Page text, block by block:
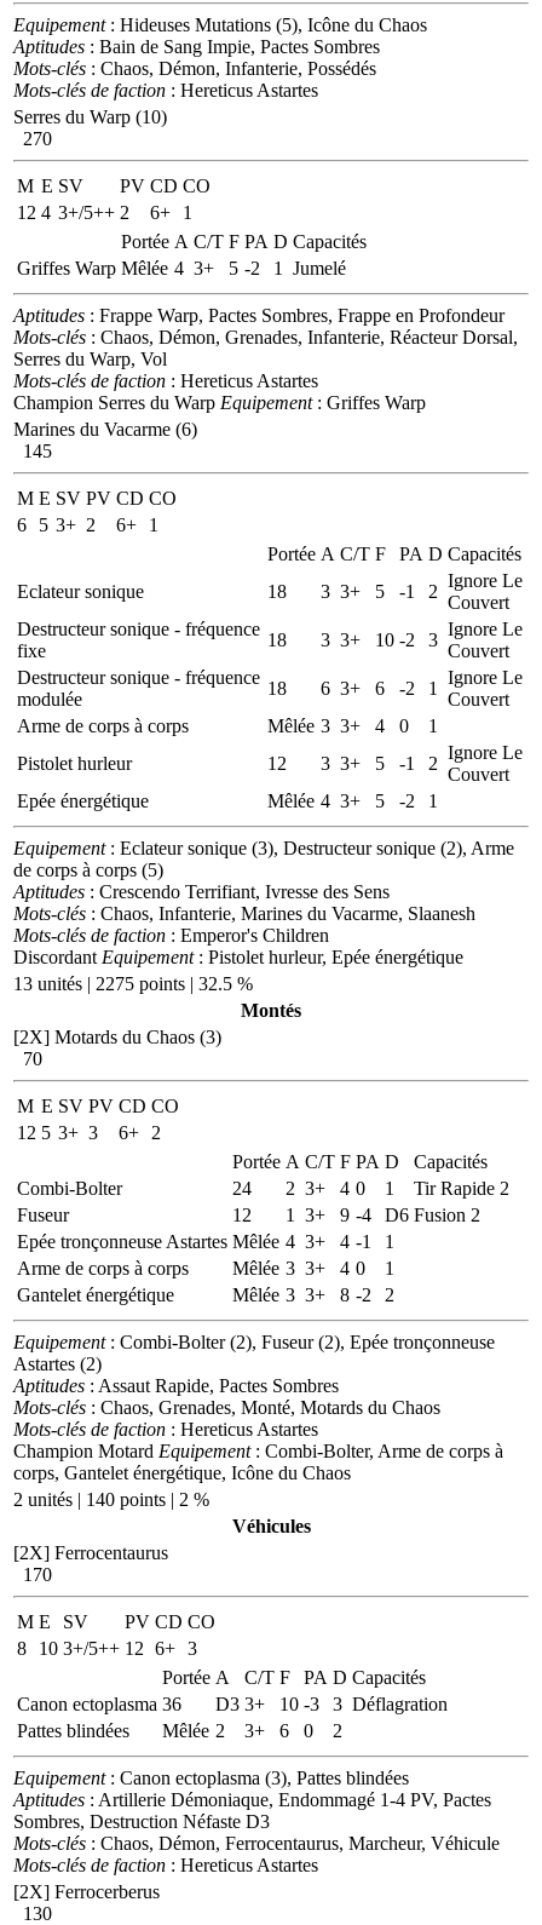
Equipement: Hideuses Mutations (5), Icône du Chaos
Aptitudes : Bain de Sang Impie, Pactes Sombres
Mots-clés : Chaos, Démon, Infanterie, Possédés
Mots-clés de faction : Hereticus Astartes
Serres du Warp (10)
270
M E SV PV CD CO
12 4 3+/5++ 2 6+
1
Portée A C/T F PA D Capacités
Griffes Warp Mêlée 4 3+ 5 -2 1 Jumelé
Aptitudes : Frappe Warp, Pactes Sombres, Frappe en Profondeur
Mots-clés : Chaos, Démon, Grenades, Infanterie, Réacteur Dorsal,
Serres du Warp, Vol
Mots-clés de faction : Hereticus Astartes
Champion Serres du Warp Equipement: Griffes Warp
Marines du Vacarme (6)
145
M E SV PV CD CO
6
5 3+ 2 6+
1
Portée A C/T F PA D Capacités
Eclateur sonique
18 3 3+ 5 -1 2
Ignore Le
Couvert
Destructeur sonique - fréquence
fixe
18 3 3+ 10 -2 3
Ignore Le
Couvert
Destructeur sonique - fréquence
modulée
18 6 3+ 6 -2 1
Ignore Le
Couvert
Arme de corps à corps
Mêlée 3 3+ 4 0
1
Pistolet hurleur
12 3 3+ 5 -1 2
Ignore Le
Couvert
Epée énergétique
Mêlée 4 3+ 5 -2 1
Equipement: Eclateur sonique (3), Destructeur sonique (2), Arme
de corps à corps (5)
Aptitudes : Crescendo Terrifiant, Ivresse des Sens
Mots-clés : Chaos, Infanterie, Marines du Vacarme, Slaanesh
Mots-clés de faction : Emperor's Children
Discordant Equipement: Pistolet hurleur, Epée énergétique
13 unités | 2275 points | 32.5 %
Montés
[2X] Motards du Chaos (3)
70
M E SV PV CD CO
12 5 3+ 3 6+
2
Portée A C/T F PA D
Capacités
Combi-Bolter
24 2 3+ 4 0 1
Tir Rapide 2
Fuseur
12 1 3+ 9 -4 D6 Fusion 2
Epée tronçonneuse Astartes Mêlée 4 3+ 4 -1
1
Arme de corps à corps
Mêlée 3 3+ 4 0
1
Gantelet énergétique
Mêlée 3 3+ 8 -2 2
Equipement: Combi-Bolter (2), Fuseur (2), Epée tronçonneuse
Astartes (2)
Aptitudes : Assaut Rapide, Pactes Sombres
Mots-clés : Chaos, Grenades, Monté, Motards du Chaos
Mots-clés de faction : Hereticus Astartes
Champion Motard Equipement: Combi-Bolter, Arme de corps à
corps, Gantelet énergétique, Icône du Chaos
2 unités | 140 points | 2 %
Véhicules
[2X] Ferrocentaurus
170
M E SV PV CD CO
8
10 3+/5++ 12 6+ 3
Portée A C/T F PA D Capacités
Canon ectoplasma 36 D3 3+ 10 -3 3 Déflagration
Pattes blindées
Mêlée 2 3+ 6 0 2
Equipement: Canon ectoplasma (3), Pattes blindées
Aptitudes : Artillerie Démoniaque, Endommagé 1-4 PV, Pactes
Sombres, Destruction Néfaste D3
Mots-clés : Chaos, Démon, Ferrocentaurus, Marcheur, Véhicule
Mots-clés de faction : Hereticus Astartes
[2X] Ferrocerberus
130